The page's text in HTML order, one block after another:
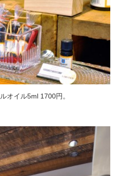
オイル5ml 1700円。